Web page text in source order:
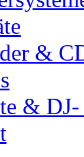
&
&